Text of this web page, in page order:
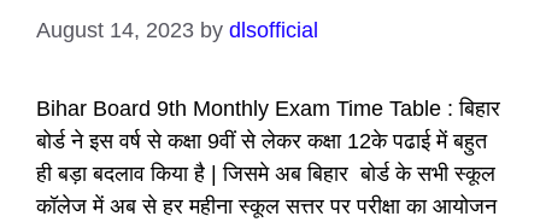
August 14, 2023 by dlsofficial
Bihar Board 9th Monthly Exam Time Table : बिहार
बोर्ड ने इस वर्ष से कक्षा 9वीं से लेकर कक्षा 12के पढाई में बहुत
ही बड़ा बदलाव किया है | जिसमे अब बिहार बोर्ड के सभी स्कूल
कॉलेज में अब से हर महीना स्कूल सत्तर पर परीक्षा का आयोजन